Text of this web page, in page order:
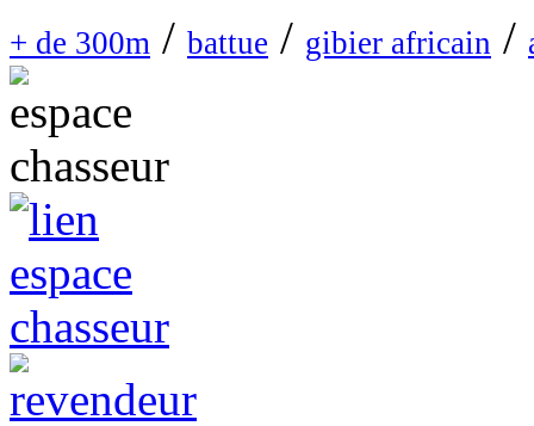
+ de 300m / battue / gibier africain /